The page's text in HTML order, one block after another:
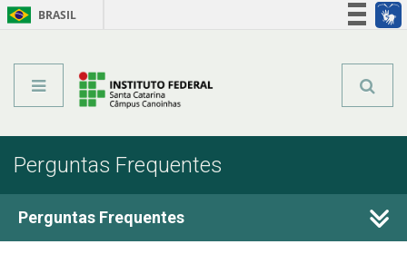
BRASIL
Perguntas Frequentes
Perguntas Frequentes